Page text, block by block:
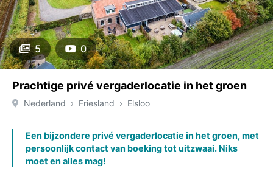
5 0
Prachtige privé vergaderlocatie in het groen
Nederland Friesland Elsloo
Een bijzondere privé vergaderlocatie in het groen, met
persoonlijk contact van boeking tot uitzwaai. Niks
moet en alles mag!